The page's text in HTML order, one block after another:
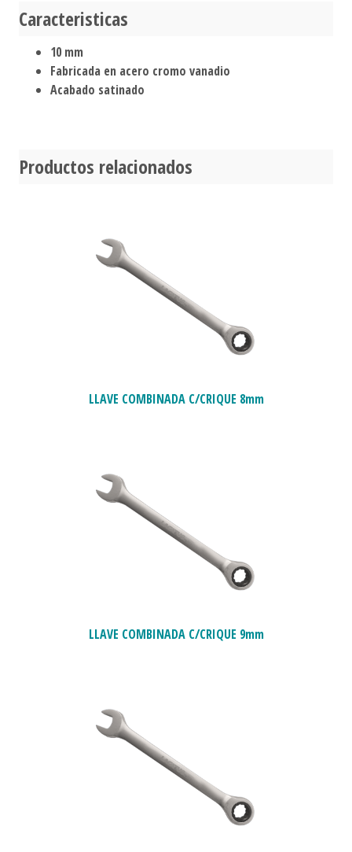
Caracteristicas
10 mm
Fabricada en acero cromo vanadio
Acabado satinado
Productos relacionados
LLAVE COMBINADA C/CRIQUE 8mm
LLAVE COMBINADA C/CRIQUE 9mm